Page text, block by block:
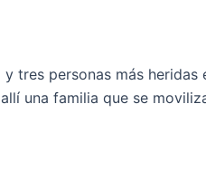
tres personas más
una familia que se